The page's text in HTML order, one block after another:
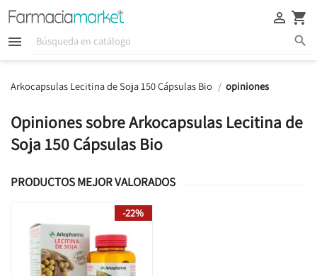
  
 
Arkocapsulas Lecitina de Soja 150 Cápsulas Bio opiniones
Opiniones sobre Arkocapsulas Lecitina de
Soja 150 Cápsulas Bio
PRODUCTOS MEJOR VALORADOS
-22%